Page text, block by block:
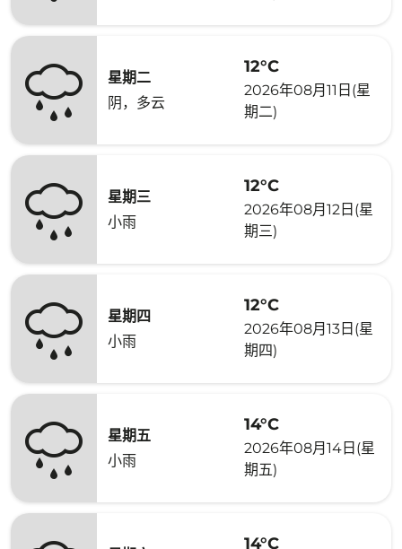
星期二
阴，多云
12°C
2026年08月11日(星
期二)
星期三
小雨
12°C
2026年08月12日(星
期三)
星期四
小雨
12°C
2026年08月13日(星
期四)
星期五
小雨
14°C
2026年08月14日(星
期五)
14°C